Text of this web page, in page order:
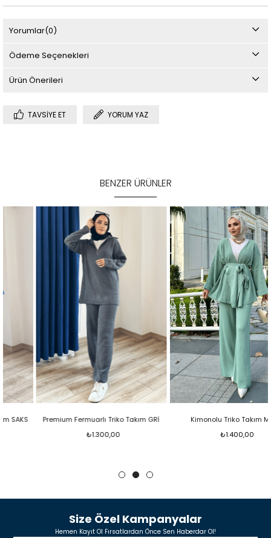
Yorumlar(0)
Ödeme Seçenekleri
Ürün Önerileri
TAVSIYE ET YORUM YAZ
BENZER ÜRÜNLER
Premium Fermuarlı Triko Takım GRİ
₺1.300,00
Kimonolu Triko Takım MİNT
₺1.400,00
Size Özel Kampanyalar
Hemen Kayıt Ol Fırsatlardan Önce Sen Haberdar Ol!